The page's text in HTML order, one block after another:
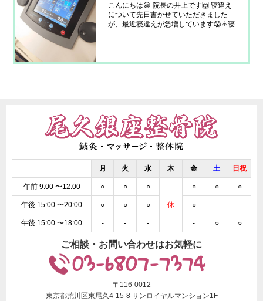
こんにちは😃 院長の井上です🙌 寝違え
について先日書かせていただきました
が、最近寝違えが急増しています😱⚠️寝
ど、原因は様々ですが、本当にお辛いで
月 火 水 木 金 土 日祝
午前 9:00 〜12:00 ○ ○ ○
休
○ ○ ○
午後 15:00 〜20:00 ○ ○ ○ ○ - -
午後 15:00 〜18:00 - - - - ○ ○
ご相談・お問い合わせはお気軽に
03-6807-7374
〒116-0012
東京都荒川区東尾久4-15-8 サンロイヤルマンション1F